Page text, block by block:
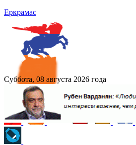
Еркрамас
Суббота, 08 августа 2026 года